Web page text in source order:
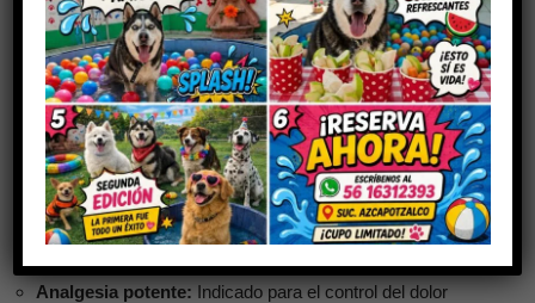
Su uso debe formar parte de unplan integral de manejo del
dolordiseñado por el médico veterinario, quien valorará el
tipo de dolor, la intensidad y las necesidades específicas de
cada paciente.
Beneficios de Pradol Suspensión
Oral 30 ml
Analgesia potente: Indicado para el control del dolor